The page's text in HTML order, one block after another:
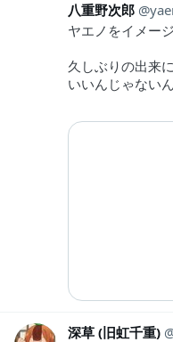
八重野次郎
ヤエノをイメー
久しぶりの出来
いいんじゃない
深草 (旧虹千重)